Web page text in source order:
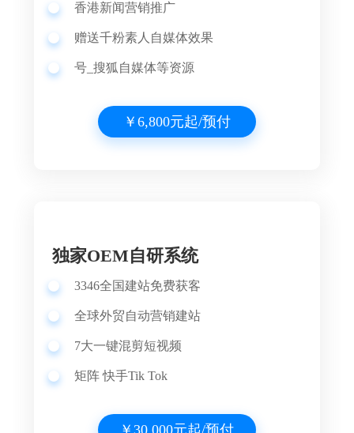
香港新闻营销推广
赠送千粉素人自媒体效果
号_搜狐自媒体等资源
￥6,800元起/预付
独家OEM自研系统
3346全国建站免费获客
全球外贸自动营销建站
7大一键混剪短视频
矩阵 快手Tik Tok
￥30,000元起/预付